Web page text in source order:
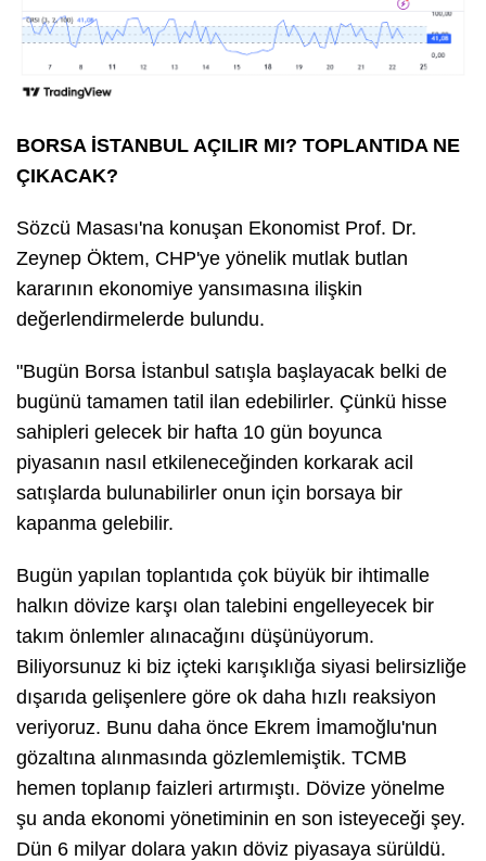
BORSA İSTANBUL AÇILIR MI? TOPLANTIDA NE
ÇIKACAK?
Sözcü Masası'na konuşan Ekonomist Prof. Dr.
Zeynep Öktem, CHP'ye yönelik mutlak butlan
kararının ekonomiye yansımasına ilişkin
değerlendirmelerde bulundu.
"Bugün Borsa İstanbul satışla başlayacak belki de
bugünü tamamen tatil ilan edebilirler. Çünkü hisse
sahipleri gelecek bir hafta 10 gün boyunca
piyasanın nasıl etkileneceğinden korkarak acil
satışlarda bulunabilirler onun için borsaya bir
kapanma gelebilir.
Bugün yapılan toplantıda çok büyük bir ihtimalle
halkın dövize karşı olan talebini engelleyecek bir
takım önlemler alınacağını düşünüyorum.
Biliyorsunuz ki biz içteki karışıklığa siyasi belirsizliğe
dışarıda gelişenlere göre ok daha hızlı reaksiyon
veriyoruz. Bunu daha önce Ekrem İmamoğlu'nun
gözaltına alınmasında gözlemlemiştik. TCMB
hemen toplanıp faizleri artırmıştı. Dövize yönelme
şu anda ekonomi yönetiminin en son isteyeceği şey.
Dün 6 milyar dolara yakın döviz piyasaya sürüldü.